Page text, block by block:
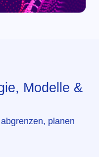
Modelle &
planen